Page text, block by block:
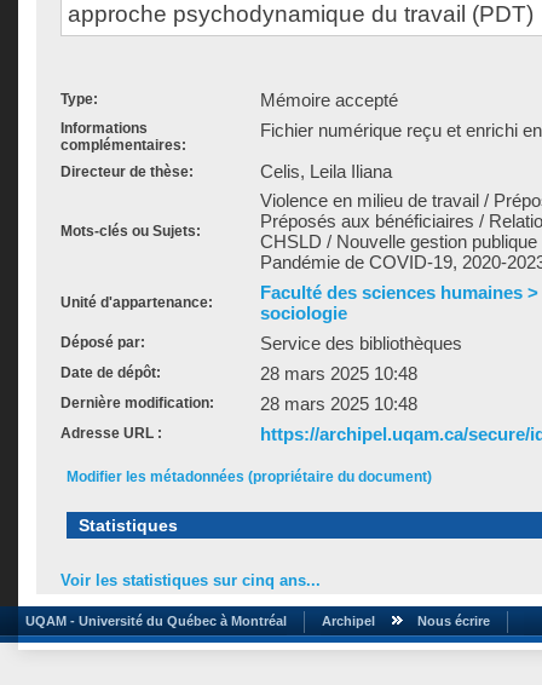
approche psychodynamique du travail (PDT)
Type: Mémoire accepté
Informations
complémentaires:
Fichier numérique reçu et enrichi
Directeur de thèse: Celis, Leila Iliana
Mots-clés ou Sujets:
Violence en milieu de travail /
Préposés aux bénéficiaires /
CHSLD / Nouvelle gestion
Pandémie de COVID-19, 2020-
Unité d'appartenance:
Faculté des sciences humaines
sociologie
Déposé par: Service des bibliothèques
Date de dépôt: 28 mars 2025 10:48
Dernière modification: 28 mars 2025 10:48
Adresse URL : https://archipel.uqam.ca/secure/
Modifier les métadonnées (propriétaire du document)
Statistiques
Voir les statistiques sur cinq ans...
UQAM - Université du Québec à Montréal Archipel Nous écrire